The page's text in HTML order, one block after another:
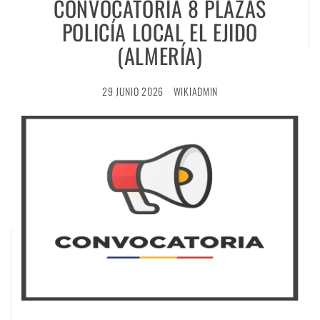
CONVOCATORIA 8 PLAZAS
POLICÍA LOCAL EL EJIDO
(ALMERÍA)
29 JUNIO 2026 WIKIADMIN